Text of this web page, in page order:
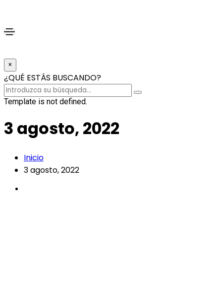
×
¿QUÉ ESTÁS BUSCANDO?
Template is not defined.
3 agosto, 2022
Inicio
3 agosto, 2022